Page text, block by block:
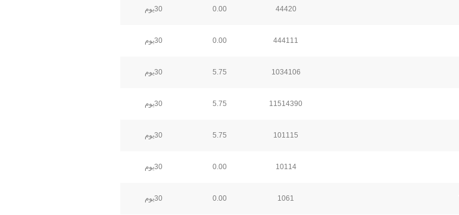
44420
0.00 30يوم
444111
0.00 30يوم
1034106
5.75 30يوم
11514390
5.75 30يوم
101115
5.75 30يوم
10114
0.00 30يوم
1061
0.00 30يوم